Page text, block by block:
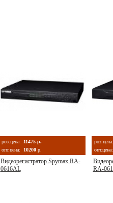
роз.цена: 11475 р.
опт.цена:
10200 р.
Видеорегистратор Spymax RA-
0616AL
роз.цена:
опт.цена:
RA-